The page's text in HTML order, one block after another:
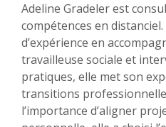
Adeline Gradeler est
compétences en
d’expérience en
travailleuse sociale et
pratiques, elle met son
transitions
l’importance d’aligner